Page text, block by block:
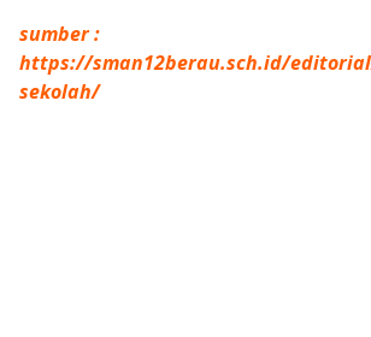
sumber :
https://sman12berau.sch.id/
sekolah/